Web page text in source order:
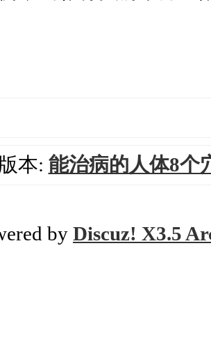
本: 能治病的人体8个
by Discuz! X3.5